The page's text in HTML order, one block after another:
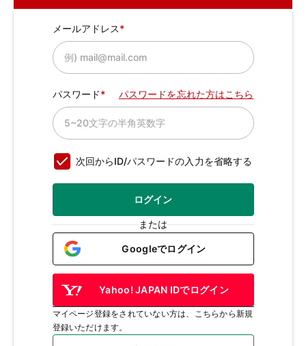
メールアドレス
パスワード パスワードを忘れた方はこちら
次回からID/パスワードの入力を省略する
ログイン
または
Googleでログイン
Yahoo! JAPAN IDでログイン
マイページ登録をされていない方は、こちらから新規
登録いただけます。